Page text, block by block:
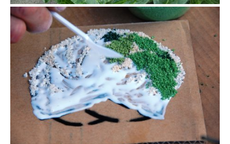
Fira de la col de la Roca del Vallès